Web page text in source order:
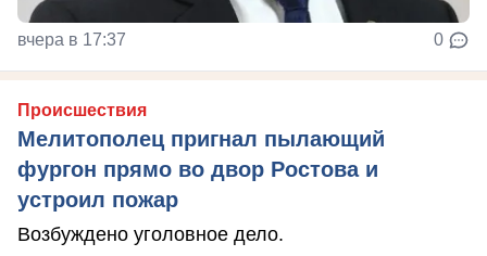
вчера в 17:37 0
Происшествия
Мелитополец пригнал пылающий
фургон прямо во двор Ростова и
устроил пожар
Возбуждено уголовное дело.